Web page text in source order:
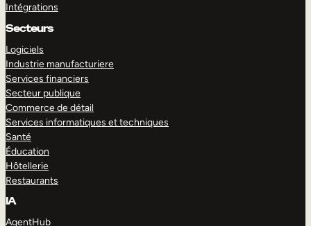
Intégrations
Secteurs
Logiciels
Industrie manufacturiere
Services financiers
Secteur publique
Commerce de détail
Services informatiques et techniques
Santé
Éducation
Hôtellerie
Restaurants
IA
AgentHub